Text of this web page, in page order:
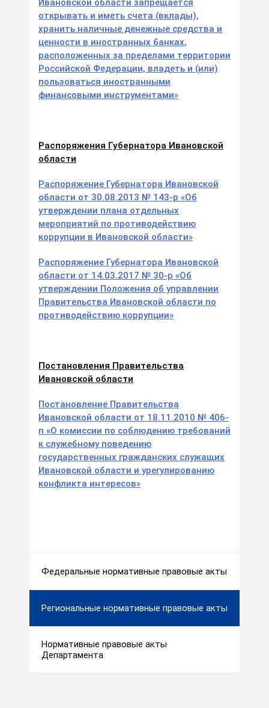
Ивановской области запрещается
открывать и иметь счета (вклады),
хранить наличные денежные средства и
ценности в иностранных банках,
расположенных за пределами территории
Российской Федерации, владеть и (или)
пользоваться иностранными
финансовыми инструментами»
Распоряжения Губернатора Ивановской
области
Распоряжение Губернатора Ивановской
области от 30.08.2013 № 143-р «Об
утверждении плана отдельных
мероприятий по противодействию
коррупции в Ивановской области»
Распоряжение Губернатора Ивановской
области от 14.03.2017 № 30-р «Об
утверждении Положения об управлении
Правительства Ивановской области по
противодействию коррупции»
Постановления Правительства
Ивановской области
Постановление Правительства
Ивановской области от 18.11.2010 № 406-
п «О комиссии по соблюдению требований
к служебному поведению
государственных гражданских служащих
Ивановской области и урегулированию
конфликта интересов»
Федеральные нормативные правовые акты
Региональные нормативные правовые акты
Нормативные правовые акты
Департамента